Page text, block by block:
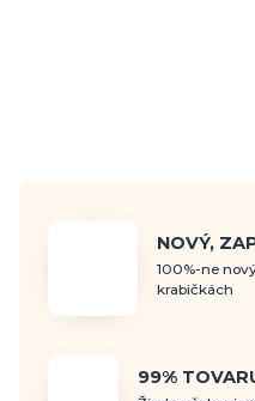
NOVÝ,
100%-ne
krabičkách
99%